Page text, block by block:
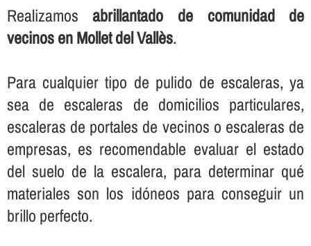
Realizamosabrillantado de comunidad de
vecinos en Mollet del Vallès.
Para cualquier tipo de pulido de escaleras, ya
sea de escaleras de domicilios particulares,
escaleras de portales de vecinos o escaleras de
empresas, es recomendable evaluar el estado
del suelo de la escalera, para determinar qué
materiales son los idóneos para conseguir un
brillo perfecto.